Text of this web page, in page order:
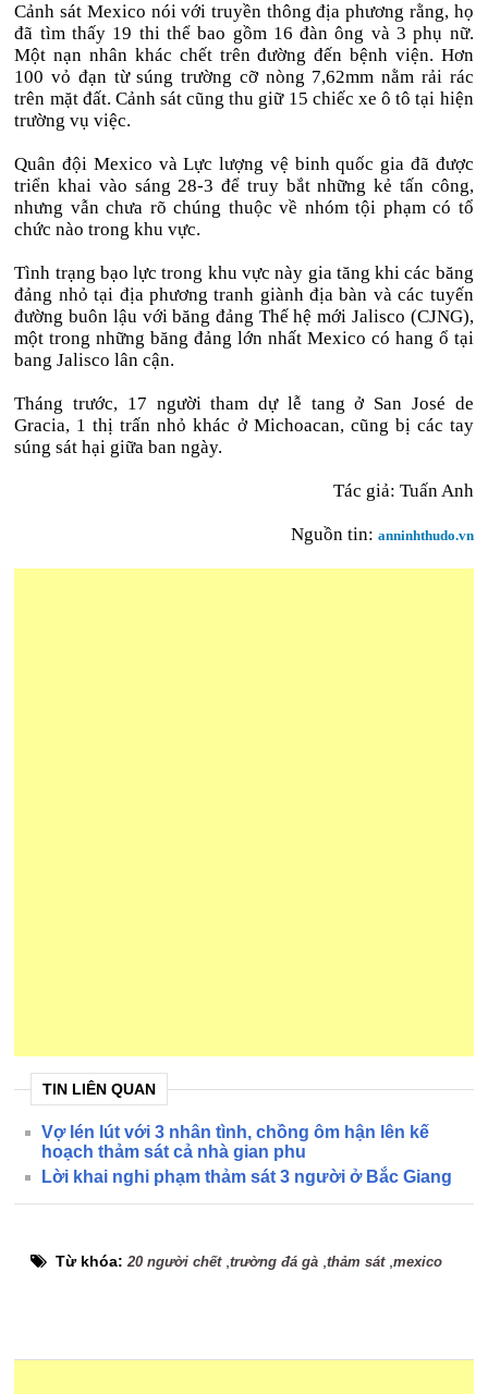
Cảnh sát Mexico nói với truyền thông địa phương rằng, họ
đã tìm thấy 19 thi thể bao gồm 16 đàn ông và 3 phụ nữ.
Một nạn nhân khác chết trên đường đến bệnh viện. Hơn
100 vỏ đạn từ súng trường cỡ nòng 7,62mm nằm rải rác
trên mặt đất. Cảnh sát cũng thu giữ 15 chiếc xe ô tô tại hiện
trường vụ việc.
Quân đội Mexico và Lực lượng vệ binh quốc gia đã được
triển khai vào sáng 28-3 để truy bắt những kẻ tấn công,
nhưng vẫn chưa rõ chúng thuộc về nhóm tội phạm có tổ
chức nào trong khu vực.
Tình trạng bạo lực trong khu vực này gia tăng khi các băng
đảng nhỏ tại địa phương tranh giành địa bàn và các tuyến
đường buôn lậu với băng đảng Thế hệ mới Jalisco (CJNG),
một trong những băng đảng lớn nhất Mexico có hang ổ tại
bang Jalisco lân cận.
Tháng trước, 17 người tham dự lễ tang ở San José de
Gracia, 1 thị trấn nhỏ khác ở Michoacan, cũng bị các tay
súng sát hại giữa ban ngày.
Tác giả: Tuấn Anh
Nguồn tin: anninhthudo.vn
TIN LIÊN QUAN
Vợ lén lút với 3 nhân tình, chồng ôm hận lên kế
hoạch thảm sát cả nhà gian phu
Lời khai nghi phạm thảm sát 3 người ở Bắc Giang
Từ khóa:20 người chết,trường đá gà ,thảm sát,mexico